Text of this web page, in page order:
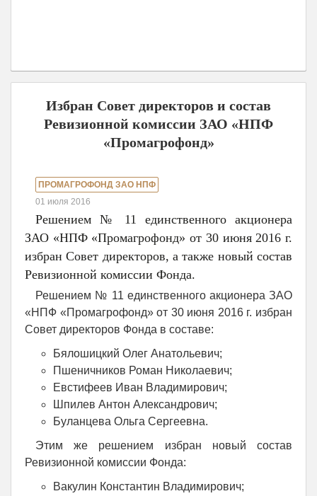
Избран Совет директоров и состав
Ревизионной комиссии ЗАО «НПФ
«Промагрофонд»
ПРОМАГРОФОНД ЗАО НПФ
01 июля 2016
Решением № 11 единственного акционера
ЗАО «НПФ «Промагрофонд» от 30 июня 2016 г.
избран Совет директоров, а также новый состав
Ревизионной комиссии Фонда.
Решением № 11 единственного акционера ЗАО
«НПФ «Промагрофонд» от 30 июня 2016 г. избран
Совет директоров Фонда в составе:
Бялошицкий Олег Анатольевич;
Пшеничников Роман Николаевич;
Евстифеев Иван Владимирович;
Шпилев Антон Александрович;
Буланцева Ольга Сергеевна.
Этим же решением избран новый состав
Ревизионной комиссии Фонда:
Вакулин Константин Владимирович;